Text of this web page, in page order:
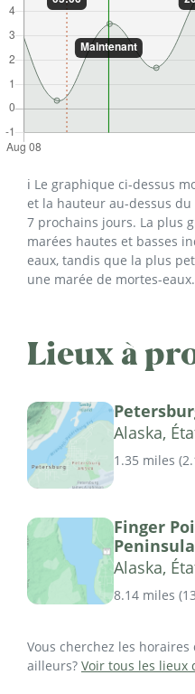
ℹ️ Le graphique ci-dessus
et la hauteur au-dessus
7 prochains jours. La plus
marées hautes et basses
eaux, tandis que la plus
une marée de mortes-eaux.
Lieux à
Alaska,
1.35 miles (
Finger
Alaska,
8.14 miles (
Vous cherchez les
ailleurs? Voir tous les lieux